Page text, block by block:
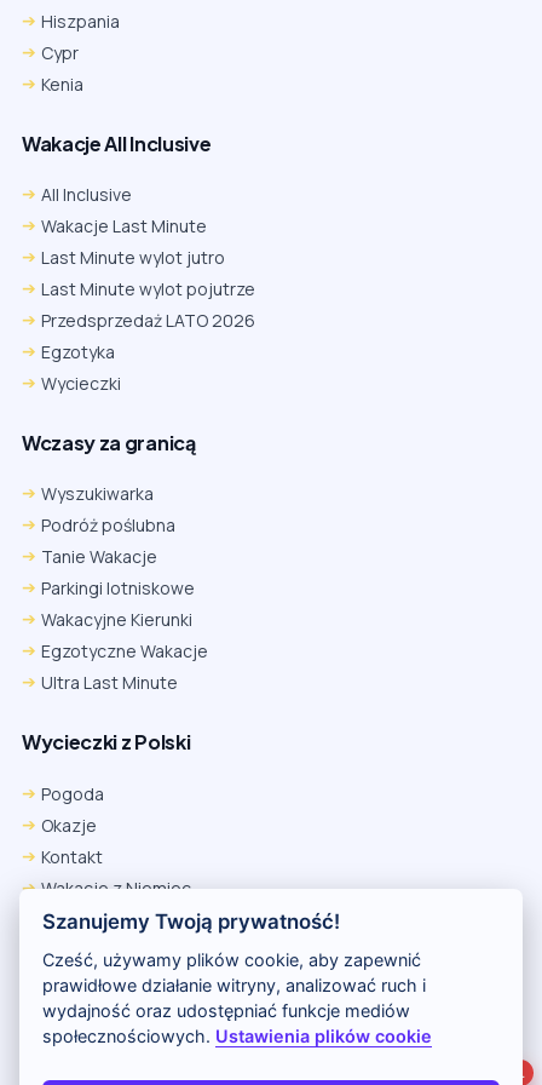
Hiszpania
Cypr
Kenia
Wakacje All Inclusive
All Inclusive
Wakacje Last Minute
Last Minute wylot jutro
Last Minute wylot pojutrze
Przedsprzedaż LATO 2026
Egzotyka
Wycieczki
Wczasy za granicą
Wyszukiwarka
Podróż poślubna
Tanie Wakacje
Parkingi lotniskowe
Wakacyjne Kierunki
Egzotyczne Wakacje
Ultra Last Minute
Wycieczki z Polski
Pogoda
Okazje
Kontakt
Wakacje z Niemiec
Polityka Prywatności
Wakacje w Egipcie
Rankingi hoteli
1
Firefox
Ustawienia → Prywatność i bezpieczeństwo → Pliki cookie innych
firm → ustaw „Zezwalaj”.
Na czas rezerwacji nie blokuj cookies i śledzenia dla tej witryny.
Szanujemy Twoją prywatność!
Cześć, używamy plików cookie, aby zapewnić
prawidłowe działanie witryny, analizować ruch i
wydajność oraz udostępniać funkcje mediów
społecznościowych. Ustawienia plików cookie